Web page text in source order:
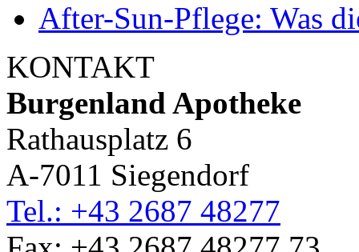
After-Sun-Pflege: Was
KONTAKT
Burgenland Apotheke
Rathausplatz 6
A-7011 Siegendorf
Tel.: +43 2687 48277